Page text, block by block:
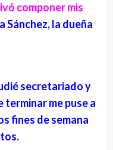
componer mis
Sánchez, la dueña
secretariado y
terminar me puse a
fines de semana